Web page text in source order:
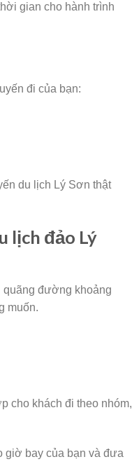
gian cho hành trình
đi của bạn:
du lịch Lý Sơn thật
lịch đảo Lý
quãng đường khoảng
muốn.
cho khách đi theo nhóm,
giờ bay của bạn và đưa